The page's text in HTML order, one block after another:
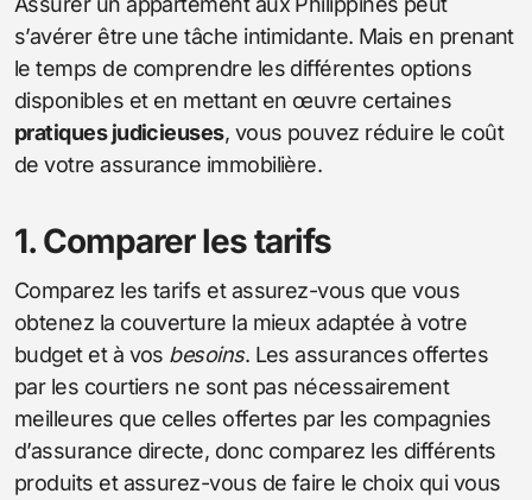
s’avérer être une tâche intimidante. Mais en prenant
le temps de comprendre les différentes options
disponibles et en mettant en œuvre certaines
pratiques judicieuses, vous pouvez réduire le coût
de votre assurance immobilière.
1. Comparer les tarifs
Comparez les tarifs et assurez-vous que vous
obtenez la couverture la mieux adaptée à votre
budget et à vos besoins. Les assurances offertes
par les courtiers ne sont pas nécessairement
meilleures que celles offertes par les compagnies
d’assurance directe, donc comparez les différents
produits et assurez-vous de faire le choix qui vous